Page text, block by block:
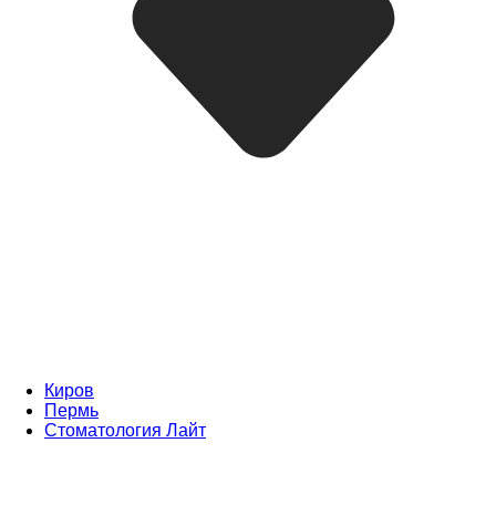
Киров
Пермь
Стоматология Лайт